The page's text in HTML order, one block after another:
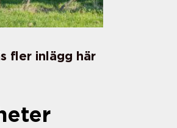
fler inlägg här